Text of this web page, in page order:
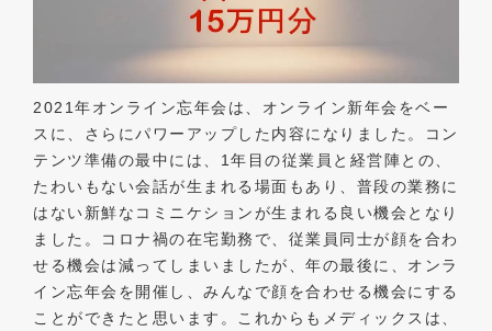
2021年オンライン忘年会は、オンライン新年会をベー
スに、さらにパワーアップした内容になりました。コン
テンツ準備の最中には、1年目の従業員と経営陣との、
たわいもない会話が生まれる場面もあり、普段の業務に
はない新鮮なコミニケションが生まれる良い機会となり
ました。コロナ禍の在宅勤務で、従業員同士が顔を合わ
せる機会は減ってしまいましたが、年の最後に、オンラ
イン忘年会を開催し、みんなで顔を合わせる機会にする
ことができたと思います。これからもメディックスは、